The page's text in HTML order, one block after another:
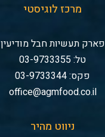
מרכז לוגיסטי
פארק תעשיות חבל מודיעין
טל: 03-9733355
פקס: 03-9733344
office@agmfood.co.il
ניווט מהיר